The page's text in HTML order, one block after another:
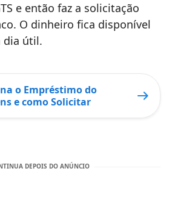
e então faz a solicitação
O dinheiro fica disponível
dia útil.
o Empréstimo do
e como Solicitar